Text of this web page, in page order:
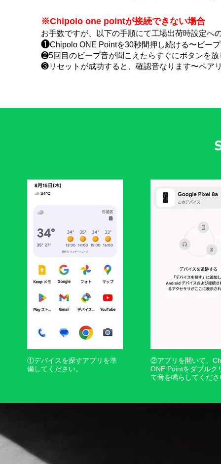
※Chipolo one pointが接続できない場合
お手数ですが、以下の手順にて工場出荷時設定へ
❶Chipolo ONE Pointを30秒間押し続ける〜ビー
❷5回目のビープ音が聞こえたらすぐにボタンを
❸リセットが成功すると、確認音なります〜ペア
①デバイスを探すアプリを準
備してください。
②アプリを開いて、
ONE Pointをダブルク
て音を鳴らしてくだ